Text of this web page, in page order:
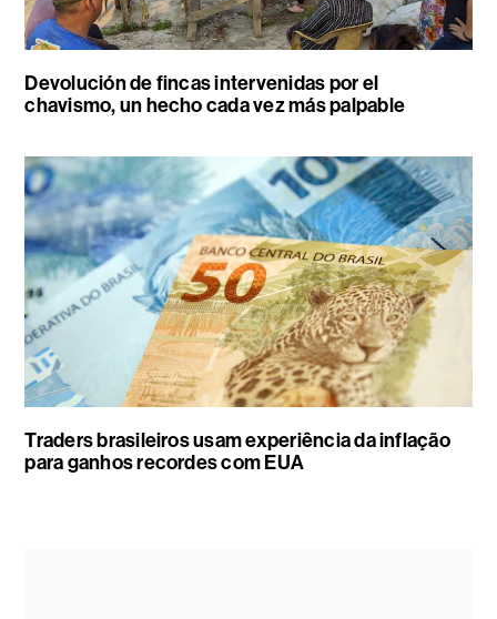
Devolución de fincas intervenidas por el
chavismo, un hecho cada vez más palpable
Traders brasileiros usam experiência da inflação
para ganhos recordes com EUA